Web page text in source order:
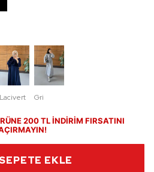
Lacivert Gri
200 TL İNDİRİM FIRSATINI
EKLE